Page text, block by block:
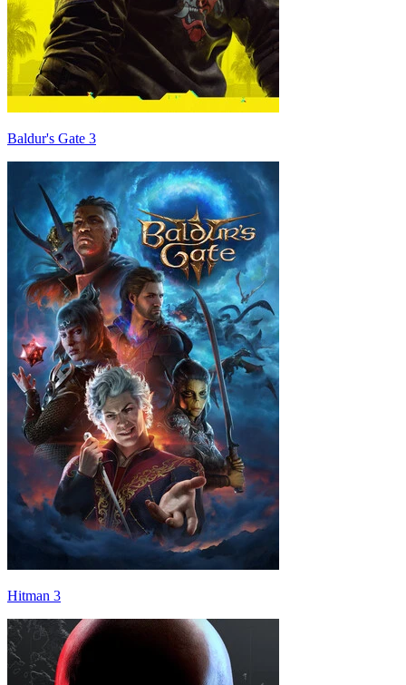
Baldur's Gate 3
Hitman 3